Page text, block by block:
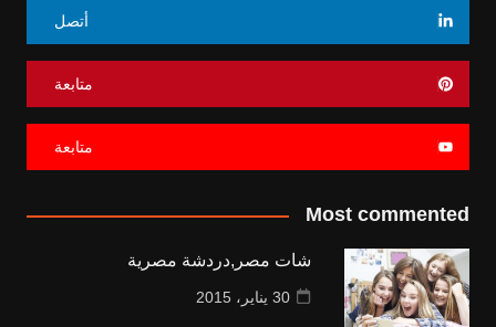
أتصل
متابعة
متابعة
Most commented
شات مصر,دردشة مصرية
30 يناير، 2015